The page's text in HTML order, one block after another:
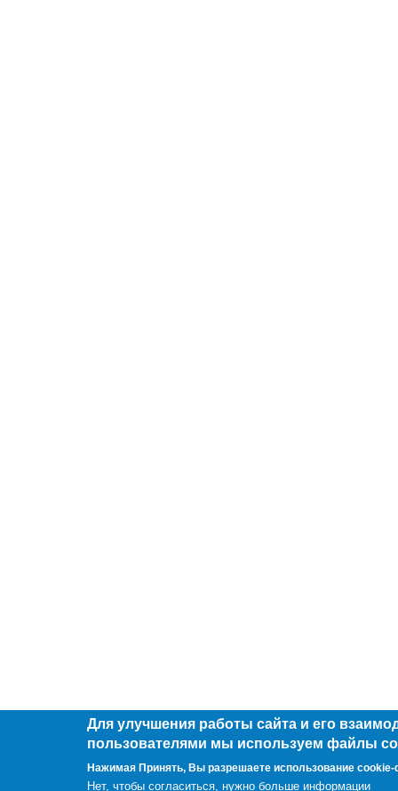
Для улучшения работы сайта и его
пользователями мы используем файлы
Нажимая Принять, Вы разрешаете использование
Нет, чтобы согласиться, нужно больше информации